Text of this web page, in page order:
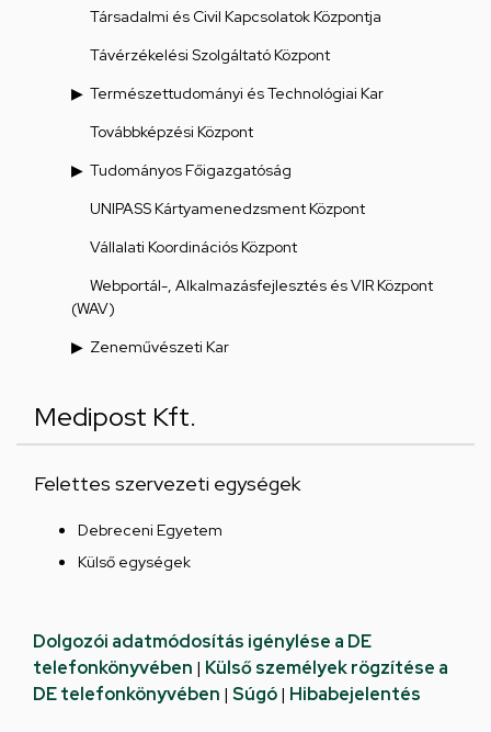
Társadalmi és Civil Kapcsolatok Központja
Távérzékelési Szolgáltató Központ
Természettudományi és Technológiai Kar
Továbbképzési Központ
Tudományos Főigazgatóság
UNIPASS Kártyamenedzsment Központ
Vállalati Koordinációs Központ
Webportál-, Alkalmazásfejlesztés és VIR Központ
(WAV)
Zeneművészeti Kar
Medipost Kft.
Felettes szervezeti egységek
Debreceni Egyetem
Külső egységek
Dolgozói adatmódosítás igénylése a DE
telefonkönyvében | Külső személyek rögzítése a
DE telefonkönyvében | Súgó| Hibabejelentés